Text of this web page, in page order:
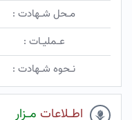
مـحل شـهادت :
عـملیـات :
نـحوه شـهادت :
اطـلاعات مـزار